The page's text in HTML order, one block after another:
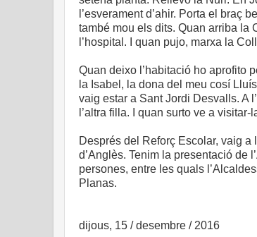
l’esverament d’ahir. Porta el braç
també mou els dits. Quan arriba la
l’hospital. I quan pujo, marxa la
Quan deixo l’habitació ho aprofito
la Isabel, la dona del meu cosí
vaig estar a Sant Jordi Desvalls. A
l’altra filla. I quan surto ve a visitar-
Després del Reforç Escolar, vaig a
d’Anglès. Tenim la presentació de
persones, entre les quals
Planas.
dijous, 15 / desembre / 2016